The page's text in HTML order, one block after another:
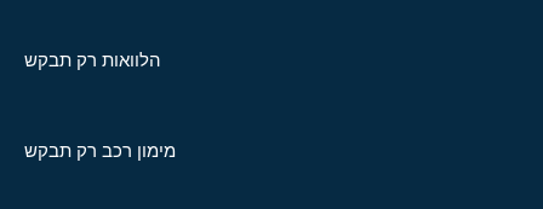
הלוואות רק תבקש
מימון רכב רק תבקש